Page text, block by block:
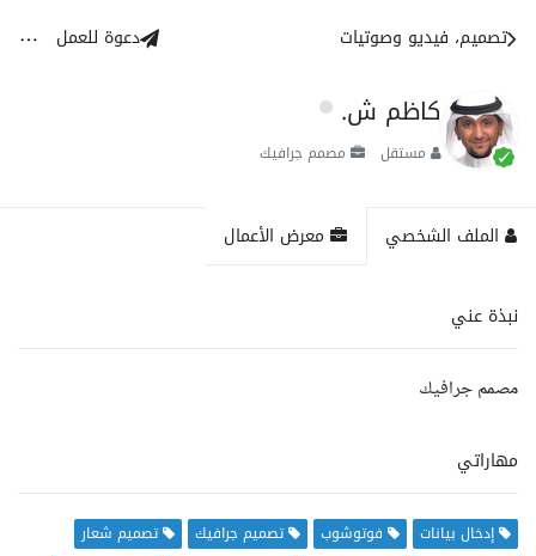
تصميم، فيديو وصوتيات دعوة للعمل
كاظم ش.
مستقل مصمم جرافيك
الملف الشخصي معرض الأعمال
نبذة عني
مصمم جرافيك
مهاراتي
إدخال بيانات فوتوشوب تصميم جرافيك
تصميم شعار